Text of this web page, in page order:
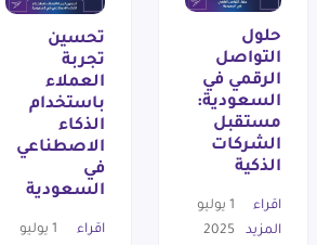
حلول
التواصل
الرقمي في
السعودية:
مستقبل
الشركات
الذكية
اقراء
المزيد
1 يوليو
2025
تحسين
تجربة
العملاء
باستخدام
الذكاء
الاصطناعي
السعودية
اقراء
1 يوليو